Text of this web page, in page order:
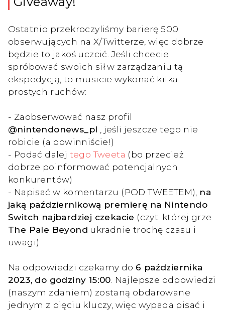
Ostatnio przekroczyliśmy barierę 500
obserwujących na X/Twitterze, więc dobrze
będzie to jakoś uczcić. Jeśli chcecie
spróbować swoich sił w zarządzaniu tą
ekspedycją, to musicie wykonać kilka
prostych ruchów:
- Zaobserwować nasz profil
@nintendonews_pl , jeśli jeszcze tego nie
robicie (a powinniście!)
- Podać dalej tego Tweeta (bo przecież
dobrze poinformować potencjalnych
konkurentów)
- Napisać w komentarzu (POD TWEETEM), na
jaką październikową premierę na Nintendo
Switch najbardziej czekacie (czyt. której grze
The Pale Beyond ukradnie trochę czasu i
uwagi)
Na odpowiedzi czekamy do 6 października
2023, do godziny 15:00 . Najlepsze odpowiedzi
(naszym zdaniem) zostaną obdarowane
jednym z pięciu kluczy, więc wypada pisać i